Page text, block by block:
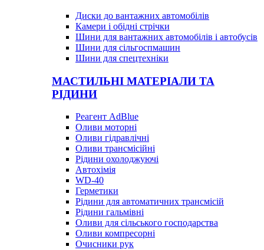
Диски до вантажних автомобілів
Камери і обідні стрічки
Шини для вантажних автомобілів і автобусів
Шини для сільгоспмашин
Шини для спецтехніки
МАСТИЛЬНІ МАТЕРІАЛИ ТА
РІДИНИ
Реагент AdBlue
Оливи моторні
Оливи гідравлічні
Оливи трансмісійні
Рідини охолоджуючі
Автохімія
WD-40
Герметики
Рідини для автоматичних трансмісій
Рідини гальмівні
Оливи для сільського господарства
Оливи компресорні
Очисники рук